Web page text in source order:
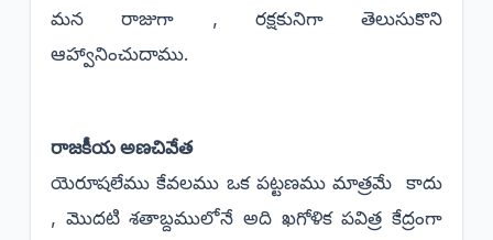
మన రాజుగా , రక్షకునిగా తెలుసుకొని
ఆహ్వానించుదాము.
రాజకీయ అణచివేత
యెరూషలేము కేవలము ఒక పట్టణము మాత్రమే కాదు
, మొదటి శతాబ్దములోనే అది ఖగోళిక పవిత్ర కేద్రంగా